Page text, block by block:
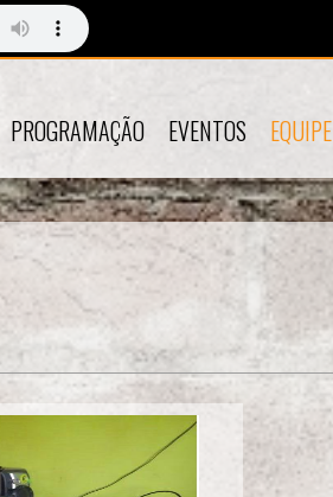
PROGRAMAÇÃO EVENTOS EQUIPE